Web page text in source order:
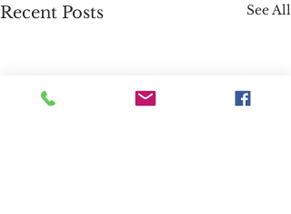
Recent Posts See All